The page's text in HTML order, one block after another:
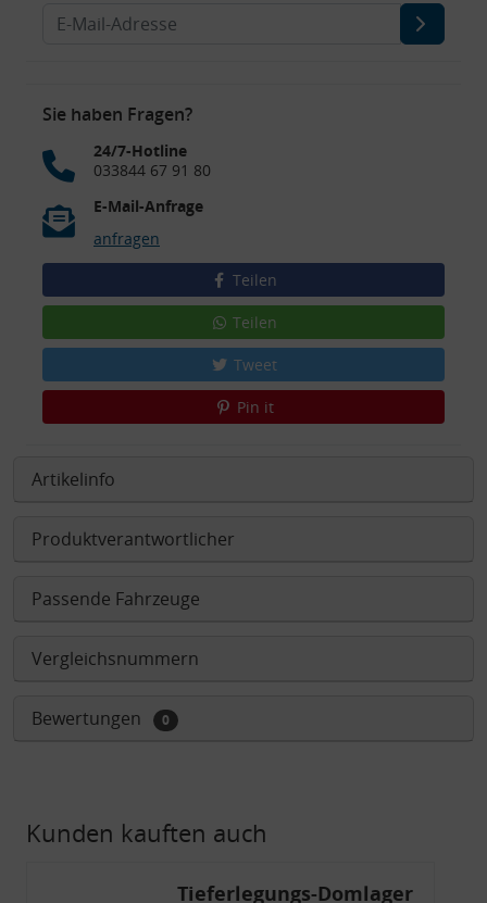
Sie haben Fragen?
24/7-Hotline
033844 67 91 80
E-Mail-Anfrage
anfragen
Teilen
Teilen
Tweet
Pin it
Artikelinfo
Produktverantwortlicher
Passende Fahrzeuge
Vergleichsnummern
Bewertungen 0
Kunden kauften auch
Tieferlegungs-Domlager